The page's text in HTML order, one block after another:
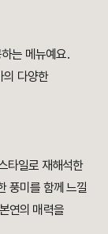
는 메뉴예요.
의 다양한
타일로 재해석한
풍미를 함께 느낄
연의 매력을